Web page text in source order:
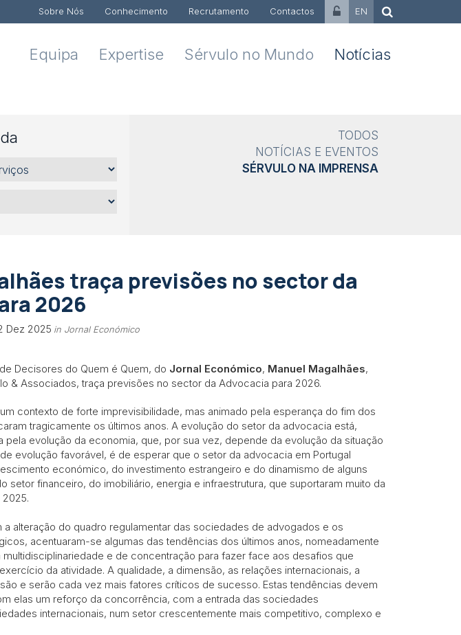
Sobre Nós Conhecimento Recrutamento Contactos EN
Equipa Expertise Sérvulo no Mundo Notícias
TODOS
NOTÍCIAS E EVENTOS
SÉRVULO NA IMPRENSA
traça previsões no sector da
2026
Dez 2025 in Jornal Económico
Decisores do Quem é Quem, do Jornal Económico, Manuel Magalhães,
& Associados, traça previsões no sector da Advocacia para 2026.
contexto de forte imprevisibilidade, mas animado pela esperança do fim dos
tragicamente os últimos anos. A evolução do setor da advocacia está,
pela evolução da economia, que, por sua vez, depende da evolução da situação
evolução favorável, é de esperar que o setor da advocacia em Portugal
económico, do investimento estrangeiro e do dinamismo de alguns
setor financeiro, do imobiliário, energia e infraestrutura, que suportaram muito da
alteração do quadro regulamentar das sociedades de advogados e os
acentuaram-se algumas das tendências dos últimos anos, nomeadamente
multidisciplinariedade e de concentração para fazer face aos desafios que
da atividade. A qualidade, a dimensão, as relações internacionais, a
e serão cada vez mais fatores críticos de sucesso. Estas tendências devem
elas um reforço da concorrência, com a entrada das sociedades
internacionais, num setor crescentemente mais competitivo, complexo e